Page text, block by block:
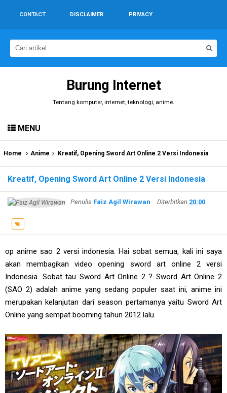
CONTACT DISCLAIMER PRIVACY
Burung Internet
Tentang komputer, internet, teknologi, anime.
MENU
Home Anime Kreatif, Opening Sword Art Online 2 Versi Indonesia
Kreatif, Opening Sword Art Online 2 Versi Indonesia
Penulis Faiz Agil Wirawan Diterbitkan 20:00
op anime sao 2 versi indonesia. Hai sobat semua, kali ini saya
akan membagikan video opening sword art online 2 versi
Indonesia. Sobat tau Sword Art Online 2 ? Sword Art Online 2
(SAO 2) adalah anime yang sedang populer saat ini, anime ini
merupakan kelanjutan dari season pertamanya yaitu Sword Art
Online yang sempat booming tahun 2012 lalu.